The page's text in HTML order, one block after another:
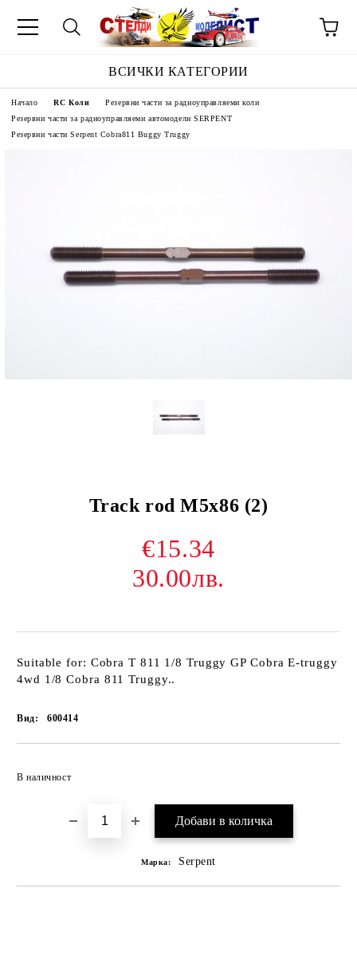
ВСИЧКИ КАТЕГОРИИ
Начало RC Коли
Резервни части за радиоуправляеми коли
Резервни части за радиоуправляеми автомодели SERPENT
Резервни части Serpent Cobra811 Buggy Truggy
Track rod M5x86 (2)
€15.34
30.00лв.
Suitable for: Cobra T 811 1/8 Truggy GP Cobra E-truggy
4wd 1/8 Cobra 811 Truggy..
Вид: 600414
В наличност
Марка: Serpent